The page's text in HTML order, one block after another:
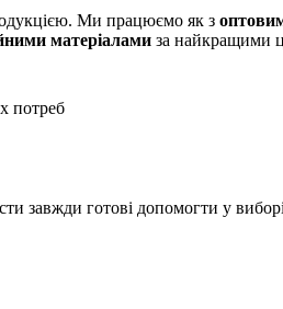
Ми працюємо як з
матеріалами за найкращими
потреб
готові допомогти у